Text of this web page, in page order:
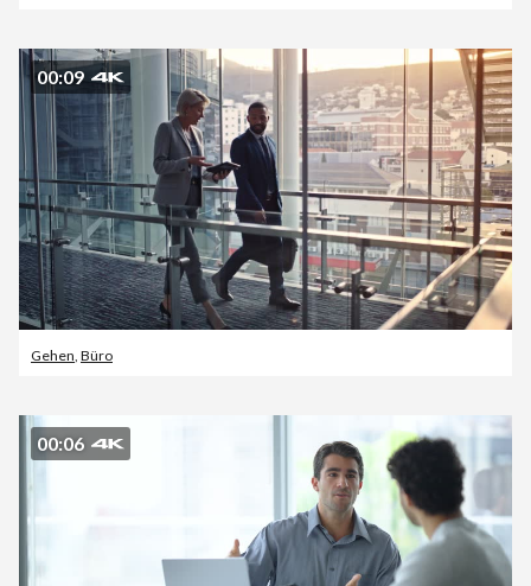
00:09
Gehen Büro
00:06